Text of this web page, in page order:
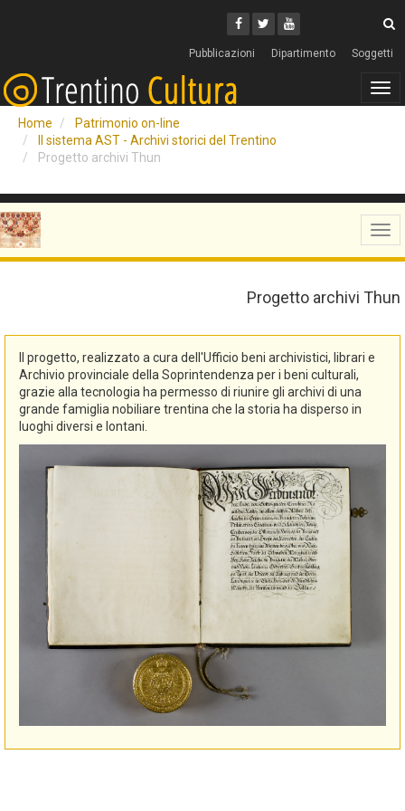
Facebook
Twitter
Youtube
Pubblicazioni Dipartimento Soggetti
Home
Patrimonio on-line
Il sistema AST - Archivi storici del Trentino
Progetto archivi Thun
Progetto archivi Thun
Il progetto, realizzato a cura dell'Ufficio beni archivistici, librari e
Archivio provinciale della Soprintendenza per i beni culturali,
grazie alla tecnologia ha permesso di riunire gli archivi di una
grande famiglia nobiliare trentina che la storia ha disperso in
luoghi diversi e lontani.